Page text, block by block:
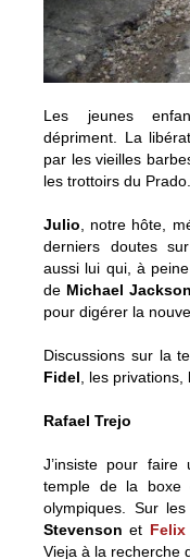
Les jeunes
dépriment. La
par les vieilles
les trottoirs du Prado.
Julio, notre hôte,
derniers doutes
aussi lui qui, à
de Michael Jackson
pour digérer la
Discussions sur la
Fidel, les privations,
Rafael Trejo
J’insiste pour
temple de la boxe
olympiques. Sur
Stevenson et Felix
Vieja à la recherche